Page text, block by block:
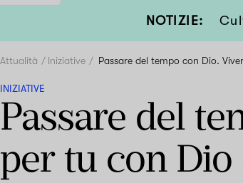
NOTIZIE:
Attualità Iniziative Passare del tempo con Dio.
INIZIATIVE
Passare del
per tu con Dio